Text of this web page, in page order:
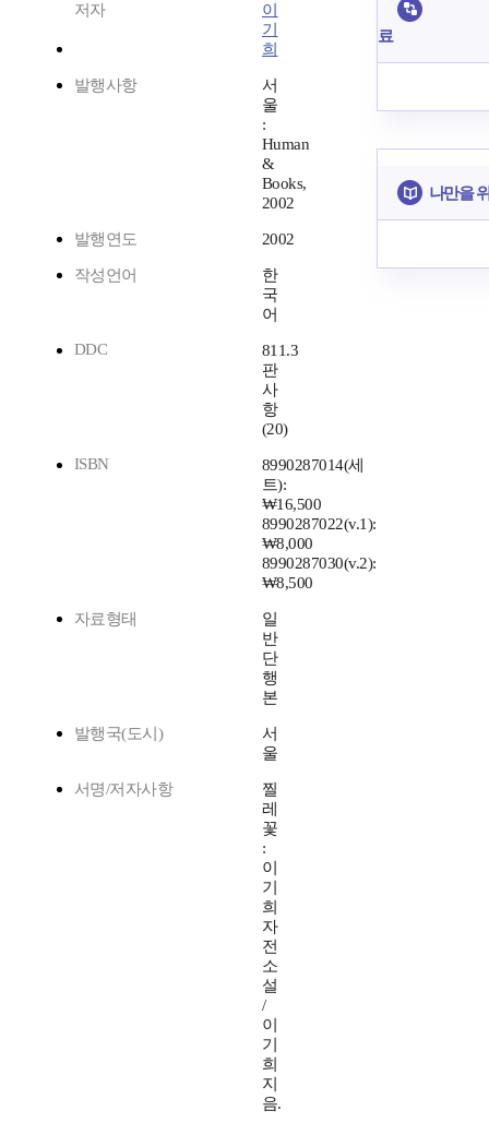
저자
이
기
희
발행사항
서
울
:
Human
&
Books,
2002
발행연도 2002
작성언어
한
국
어
DDC
811.3
판
사
항
(20)
ISBN
8990287014(세
트):
₩16,500
8990287022(v.1):
₩8,000
8990287030(v.2):
₩8,500
자료형태
일
반
단
행
본
발행국(도시)
서
울
서명/저자사항
찔
레
꽃
:
이
기
희
자
전
소
설
/
이
기
희
지
음.
료
나만을